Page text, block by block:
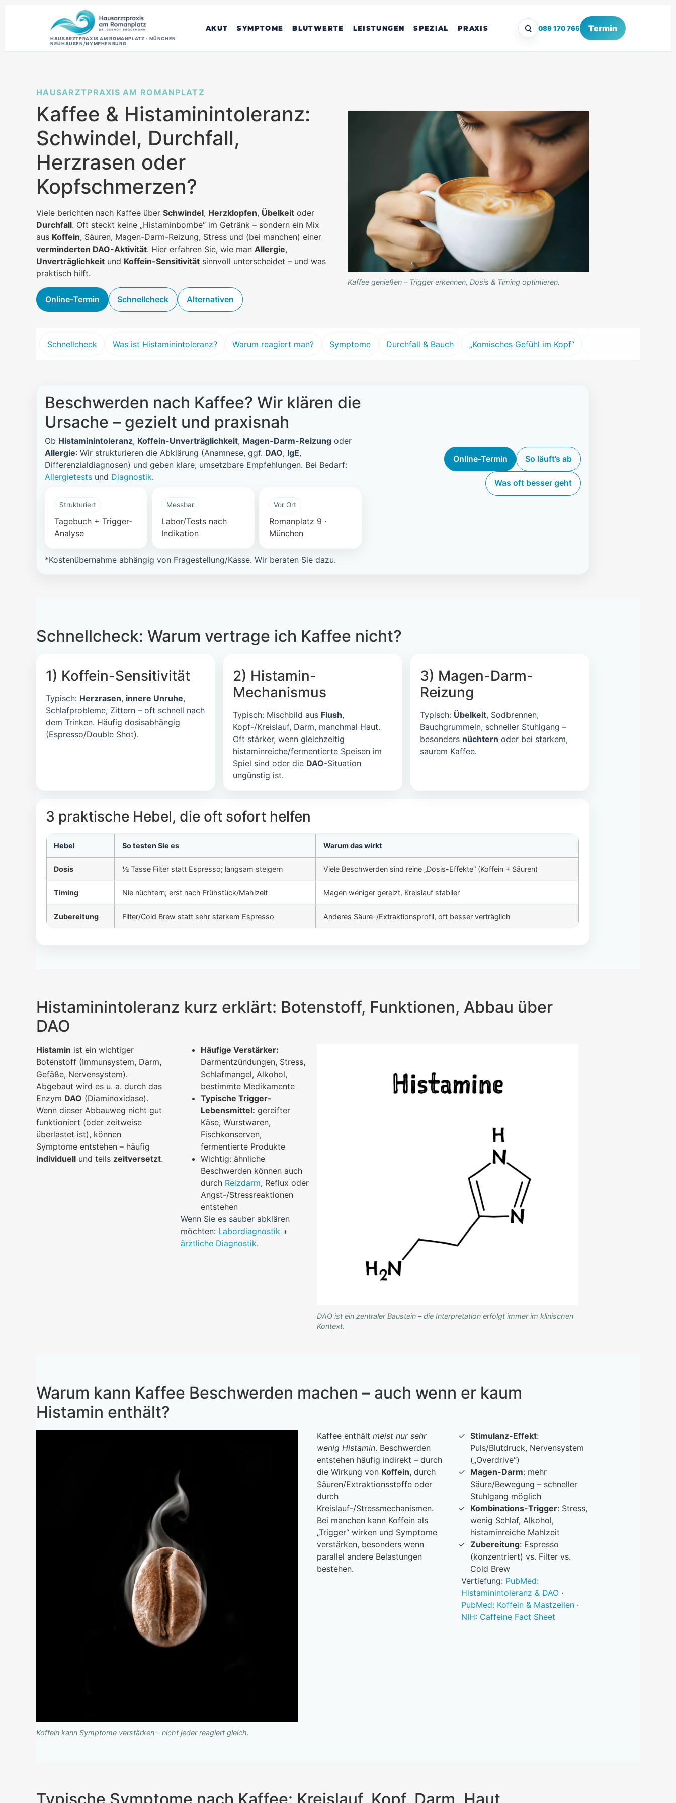
HAUSARZTPRAXIS AM ROMANPLATZ · MÜNCHEN
NEUHAUSEN/NYMPHENBURG
AKUT SYMPTOME BLUTWERTE LEISTUNGEN SPEZIAL PRAXIS 089 170 765 Termin
HAUSARZTPRAXIS AM ROMANPLATZ
Kaffee & Histaminintoleranz:
Schwindel, Durchfall,
Herzrasen oder
Kopfschmerzen?
Viele berichten nach Kaffee über Schwindel, Herzklopfen, Übelkeit oder
Durchfall. Oft steckt keine „Histaminbombe“ im Getränk – sondern ein Mix
aus Koffein, Säuren, Magen-Darm-Reizung, Stress und (bei manchen) einer
verminderten DAO-Aktivität. Hier erfahren Sie, wie man Allergie,
Unverträglichkeit und Koffein-Sensitivität sinnvoll unterscheidet – und was
praktisch hilft.
Online-Termin Schnellcheck Alternativen
Kaffee genießen – Trigger erkennen, Dosis & Timing optimieren.
Schnellcheck Was ist Histaminintoleranz? Warum reagiert man? Symptome Durchfall & Bauch „Komisches Gefühl im Kopf“
Beschwerden nach Kaffee? Wir klären die
Ursache – gezielt und praxisnah
Ob Histaminintoleranz, Koffein-Unverträglichkeit, Magen-Darm-Reizung oder
Allergie: Wir strukturieren die Abklärung (Anamnese, ggf. DAO, IgE,
Differenzialdiagnosen) und geben klare, umsetzbare Empfehlungen. Bei Bedarf:
Allergietests und Diagnostik.
Strukturiert
Tagebuch + Trigger-
Analyse
Messbar
Labor/Tests nach
Indikation
Vor Ort
Romanplatz 9 ·
München
Online-Termin So läuft’s ab
Was oft besser geht
*Kostenübernahme abhängig von Fragestellung/Kasse. Wir beraten Sie dazu.
Schnellcheck: Warum vertrage ich Kaffee nicht?
1) Koffein-Sensitivität
Typisch: Herzrasen, innere Unruhe,
Schlafprobleme, Zittern – oft schnell nach
dem Trinken. Häufig dosisabhängig
(Espresso/Double Shot).
2) Histamin-
Mechanismus
Typisch: Mischbild aus Flush,
Kopf-/Kreislauf, Darm, manchmal Haut.
Oft stärker, wenn gleichzeitig
histaminreiche/fermentierte Speisen im
Spiel sind oder die DAO-Situation
ungünstig ist.
3) Magen-Darm-
Reizung
Typisch: Übelkeit, Sodbrennen,
Bauchgrummeln, schneller Stuhlgang –
besonders nüchtern oder bei starkem,
saurem Kaffee.
3 praktische Hebel, die oft sofort helfen
Hebel So testen Sie es Warum das wirkt
Dosis ½ Tasse Filter statt Espresso; langsam steigern Viele Beschwerden sind reine „Dosis-Effekte“ (Koffein + Säuren)
Timing Nie nüchtern; erst nach Frühstück/Mahlzeit Magen weniger gereizt, Kreislauf stabiler
Zubereitung Filter/Cold Brew statt sehr starkem Espresso Anderes Säure-/Extraktionsprofil, oft besser verträglich
Histaminintoleranz kurz erklärt: Botenstoff, Funktionen, Abbau über
DAO
Histamin ist ein wichtiger
Botenstoff (Immunsystem, Darm,
Gefäße, Nervensystem).
Abgebaut wird es u. a. durch das
Enzym DAO (Diaminoxidase).
Wenn dieser Abbauweg nicht gut
funktioniert (oder zeitweise
überlastet ist), können
Symptome entstehen – häufig
individuell und teils zeitversetzt.
Häufige Verstärker:
Darmentzündungen, Stress,
Schlafmangel, Alkohol,
bestimmte Medikamente
Typische Trigger-
Lebensmittel: gereifter
Käse, Wurstwaren,
Fischkonserven,
fermentierte Produkte
Wichtig: ähnliche
Beschwerden können auch
durch Reizdarm, Reflux oder
Angst-/Stressreaktionen
entstehen
Wenn Sie es sauber abklären
möchten: Labordiagnostik +
ärztliche Diagnostik.
DAO ist ein zentraler Baustein – die Interpretation erfolgt immer im klinischen
Kontext.
Warum kann Kaffee Beschwerden machen – auch wenn er kaum
Histamin enthält?
Koffein kann Symptome verstärken – nicht jeder reagiert gleich.
Kaffee enthält meist nur sehr
wenig Histamin. Beschwerden
entstehen häufig indirekt – durch
die Wirkung von Koffein, durch
Säuren/Extraktionsstoffe oder
durch
Kreislauf-/Stressmechanismen.
Bei manchen kann Koffein als
„Trigger“ wirken und Symptome
verstärken, besonders wenn
parallel andere Belastungen
bestehen.
Stimulanz-Effekt:
Puls/Blutdruck, Nervensystem
(„Overdrive“)
Magen-Darm: mehr
Säure/Bewegung – schneller
Stuhlgang möglich
Kombinations-Trigger: Stress,
wenig Schlaf, Alkohol,
histaminreiche Mahlzeit
Zubereitung: Espresso
(konzentriert) vs. Filter vs.
Cold Brew
Vertiefung: PubMed:
Histaminintoleranz & DAO ·
PubMed: Koffein & Mastzellen ·
NIH: Caffeine Fact Sheet